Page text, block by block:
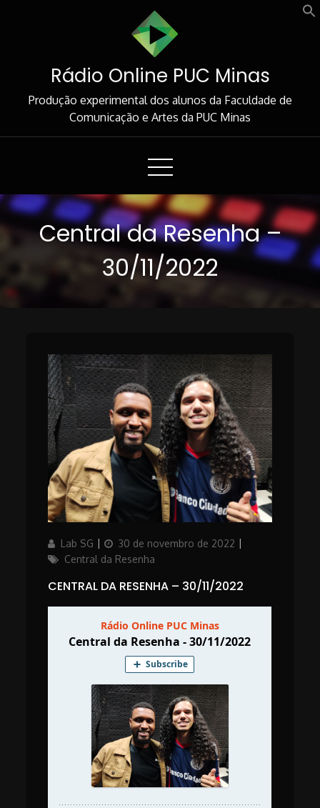
Rádio Online PUC Minas
Produção experimental dos alunos da Faculdade de
Comunicação e Artes da PUC Minas
Central da Resenha –
30/11/2022
AuthorLab SG
Updated
on
30 de novembro de 2022
Central da Resenha
CENTRAL DA RESENHA – 30/11/2022